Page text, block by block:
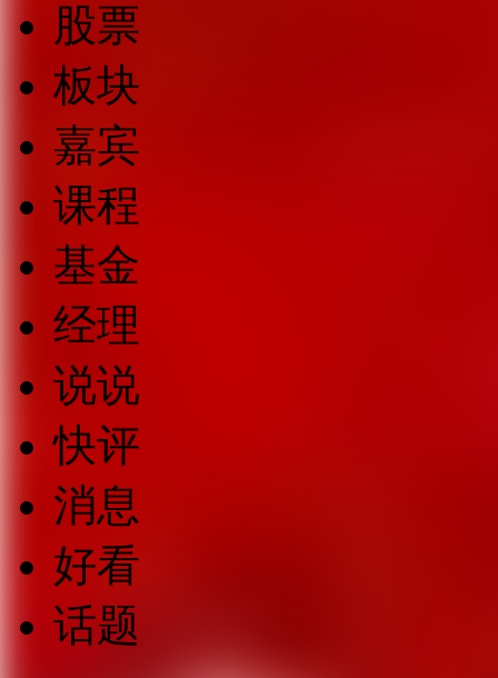
股票
板块
嘉宾
课程
基金
经理
说说
快评
消息
好看
话题